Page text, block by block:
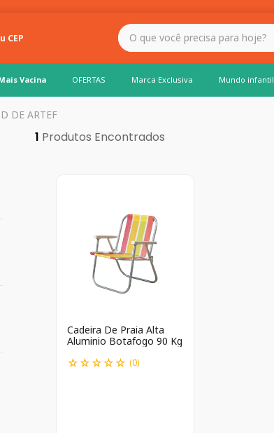
CEP
O que você precisa para hoje?
Vacina OFERTAS Marca Exclusiva Mundo infantil
DE ARTEF
1
Cadeira De Praia Alta
Aluminio Botafogo 90 Kg
☆☆☆☆☆ (0)